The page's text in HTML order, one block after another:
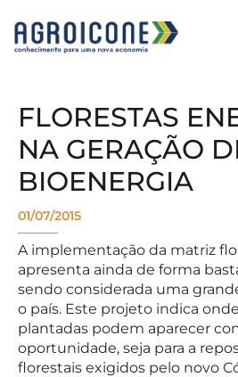
FLORESTAS
NA GERAÇÃO
BIOENERGIA
01/07/2015
A implementação da matriz
apresenta ainda de forma
sendo considerada uma
o país. Este projeto indica
plantadas podem aparecer
oportunidade, seja para a
florestais exigidos pelo novo